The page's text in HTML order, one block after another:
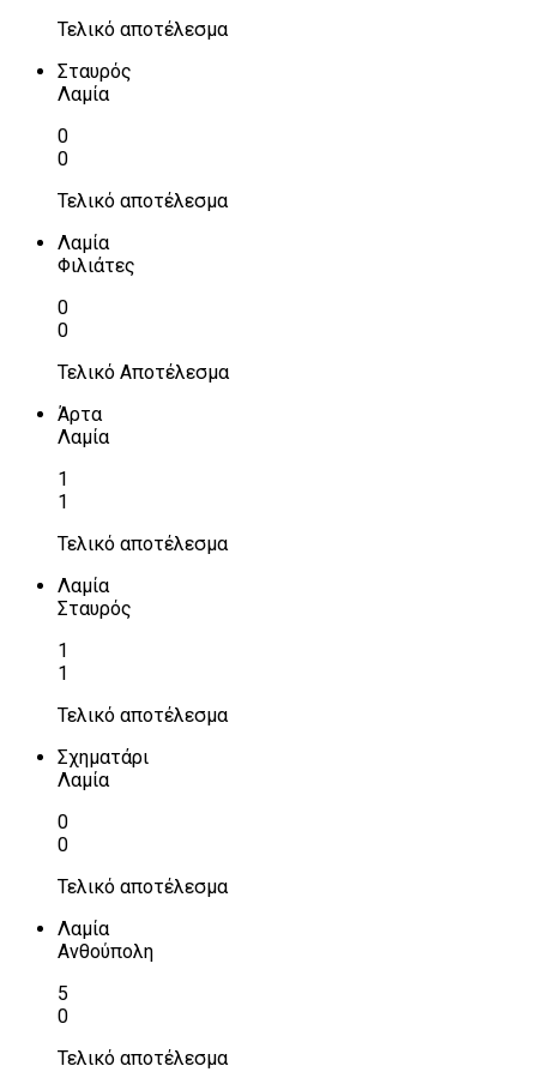
Τελικό αποτέλεσμα
Σταυρός
Λαμία
0
0
Τελικό αποτέλεσμα
Λαμία
Φιλιάτες
0
0
Τελικό Αποτέλεσμα
Άρτα
Λαμία
1
1
Τελικό αποτέλεσμα
Λαμία
Σταυρός
1
1
Τελικό αποτέλεσμα
Σχηματάρι
Λαμία
0
0
Τελικό αποτέλεσμα
Λαμία
Ανθούπολη
5
0
Τελικό αποτέλεσμα